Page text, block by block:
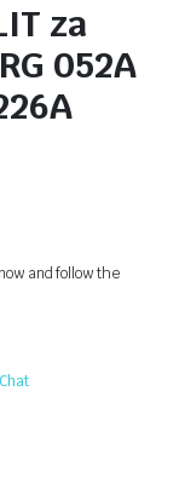
za
052A
and follow the